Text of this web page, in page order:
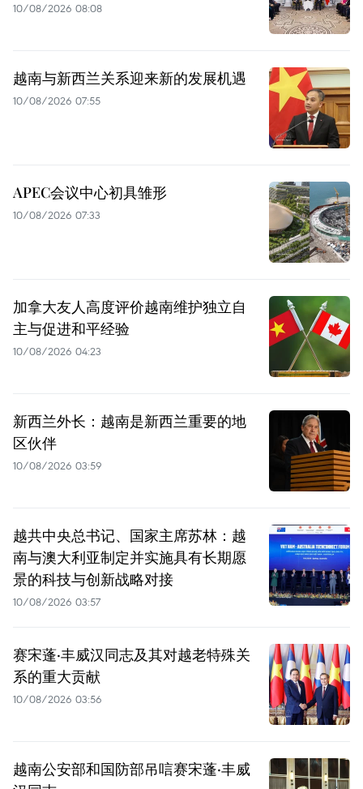
10/08/2026 08:08
越南与新西兰关系迎来新的发展机遇
10/08/2026 07:55
APEC会议中心初具雏形
10/08/2026 07:33
加拿大友人高度评价越南维护独立自
主与促进和平经验
10/08/2026 04:23
新西兰外长：越南是新西兰重要的地
区伙伴
10/08/2026 03:59
越共中央总书记、国家主席苏林：越
南与澳大利亚制定并实施具有长期愿
景的科技与创新战略对接
10/08/2026 03:57
赛宋蓬·丰威汉同志及其对越老特殊关
系的重大贡献
10/08/2026 03:56
越南公安部和国防部吊唁赛宋蓬·丰威